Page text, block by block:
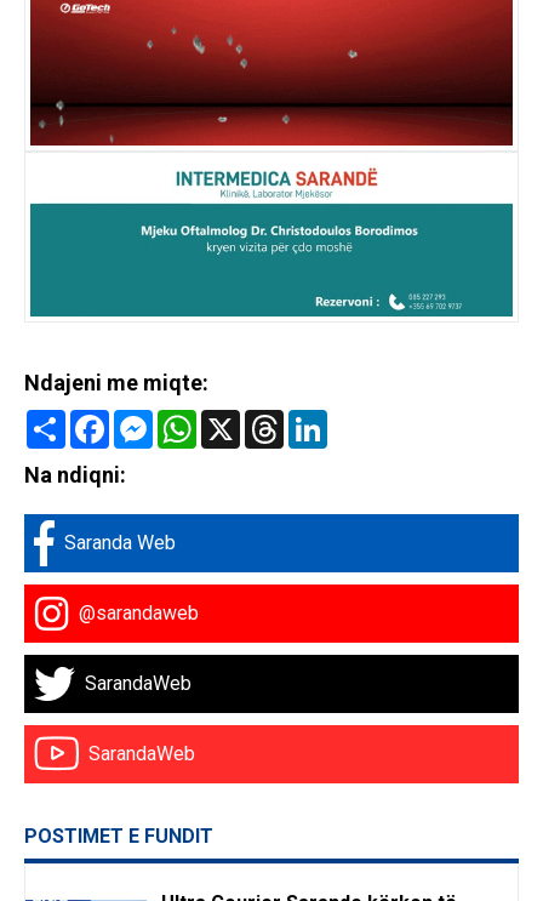
Ndajeni me miqte:
Share FacebookMessenger
WhatsApp
X Threads
Na ndiqni:
Saranda Web
@sarandaweb
SarandaWeb
SarandaWeb
POSTIMET E FUNDIT